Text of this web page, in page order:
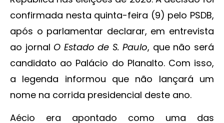
confirmada nesta quinta-feira (9) pelo PSDB,
após o parlamentar declarar, em entrevista
ao jornal O Estado de S. Paulo, que não será
candidato ao Palácio do Planalto. Com isso,
a legenda informou que não lançará um
nome na corrida presidencial deste ano.
Aécio era apontado como uma das